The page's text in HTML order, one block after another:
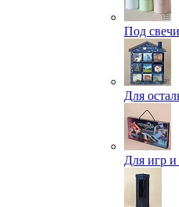
Под свечи
Для
Для игр